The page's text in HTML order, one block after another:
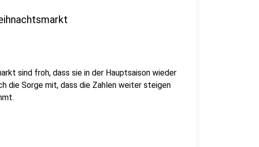
sind froh, dass sie in der Hauptsaison wieder
die Sorge mit, dass die Zahlen weiter steigen